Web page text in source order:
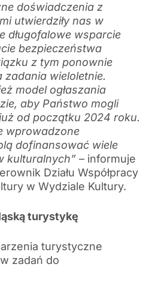
doświadczenia z
utwierdziły nas w
długofalowe wsparcie
bezpieczeństwa
z tym ponownie
zadania wieloletnie.
model ogłaszania
aby Państwo mogli
od początku 2024 roku.
wprowadzone
dofinansować wiele
kulturalnych” – informuje
Działu Współpracy
w Wydziale Kultury.
turystykę
turystyczne
zadań do